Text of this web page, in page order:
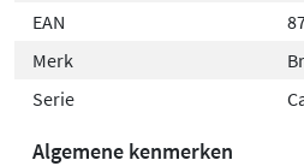
EAN
Merk
Serie
Algemene kenmerken